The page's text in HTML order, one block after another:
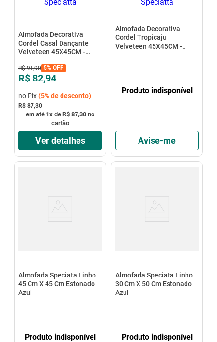
Almofada Decorativa
Cordel Casal Dançante
Velveteen 45X45CM -
R$ 91,90 5%OFF
R$ 82,94
no Pix(5%de desconto)
R$ 87,30
em até 1x de R$ 87,30 no
cartão
Ver detalhes
Almofada Decorativa
Cordel Tropicaju
Velveteen 45X45CM -
Produto indisponível
Avise-me
Almofada Speciata Linho
45 Cm X 45 Cm Estonado
Azul
Produto indisponível
Almofada Speciata Linho
30 Cm X 50 Cm Estonado
Azul
Produto indisponível